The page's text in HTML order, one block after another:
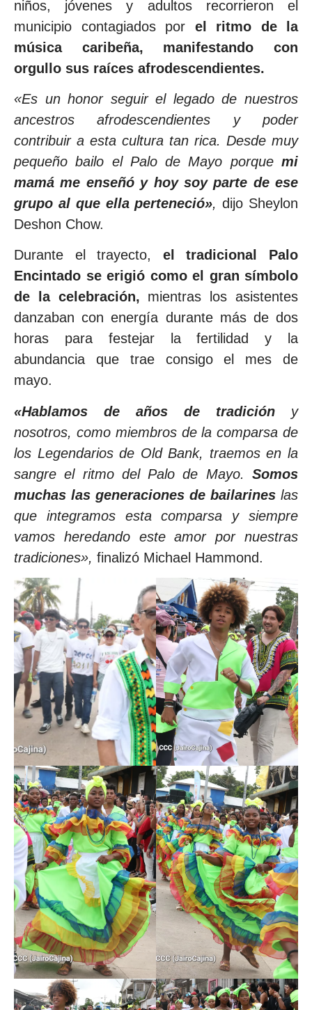
niños, jóvenes y adultos recorrieron el
municipio contagiados por el ritmo de la
música caribeña, manifestando con
orgullo sus raíces afrodescendientes.
«Es un honor seguir el legado de nuestros
ancestros afrodescendientes y poder
contribuir a esta cultura tan rica. Desde muy
pequeño bailo el Palo de Mayo porque mi
mamá me enseñó y hoy soy parte de ese
grupo al que ella perteneció», dijo Sheylon
Deshon Chow.
Durante el trayecto, el tradicional Palo
Encintado se erigió como el gran símbolo
de la celebración, mientras los asistentes
danzaban con energía durante más de dos
horas para festejar la fertilidad y la
abundancia que trae consigo el mes de
mayo.
«Hablamos de años de tradición y
nosotros, como miembros de la comparsa de
los Legendarios de Old Bank, traemos en la
sangre el ritmo del Palo de Mayo.
Somos
muchas las generaciones de bailarines las
que integramos esta comparsa y siempre
vamos heredando este amor por nuestras
tradiciones», finalizó Michael Hammond.